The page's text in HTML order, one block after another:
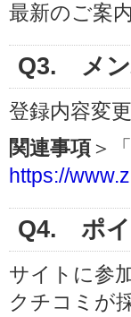
最新のご案
Q3. メン
登録内容変
関連事項 ＞
https://
Q4. ポイ
サイトに参
クチコミが